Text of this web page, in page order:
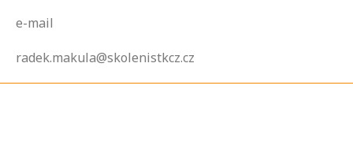
e-mail
radek.makula@skolenistkcz.cz